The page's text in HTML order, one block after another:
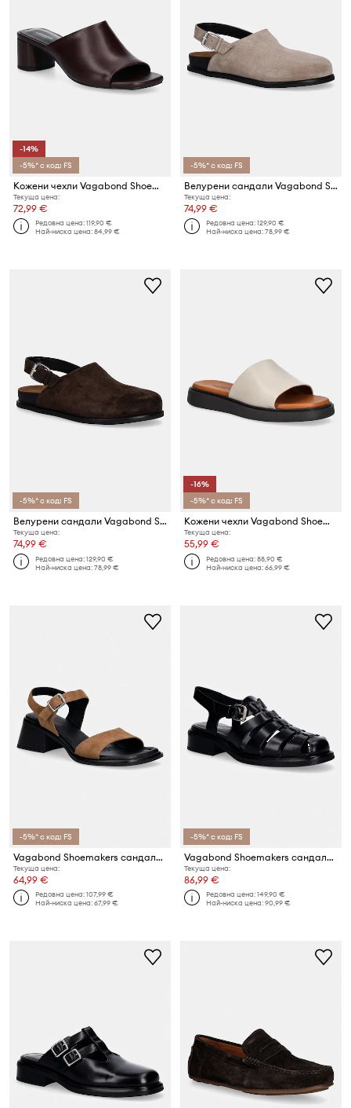
-14%
-5%* с код: FS
Кожени чехли Vagabond Shoemakers PIPER
Текуща цена:
72,99 €
Редовна цена:119,90 €
Най-ниска цена:84,99 €
-5%* с код: FS
Велурени сандали Vagabond Shoemakers EFFIE
Текуща цена:
74,99 €
Редовна цена:129,90 €
Най-ниска цена:78,99 €
-5%* с код: FS
Велурени сандали Vagabond Shoemakers EFFIE
Текуща цена:
74,99 €
Редовна цена:129,90 €
Най-ниска цена:78,99 €
-16%
-5%* с код: FS
Кожени чехли Vagabond Shoemakers CONNIE
Текуща цена:
55,99 €
Редовна цена:88,90 €
Най-ниска цена:66,99 €
-5%* с код: FS
Vagabond Shoemakers сандали от велур INES
Текуща цена:
64,99 €
Редовна цена:107,99 €
Най-ниска цена:67,99 €
-5%* с код: FS
Vagabond Shoemakers сандали дамски от кожа ELLIS
Текуща цена:
86,99 €
Редовна цена:149,90 €
Най-ниска цена:90,99 €